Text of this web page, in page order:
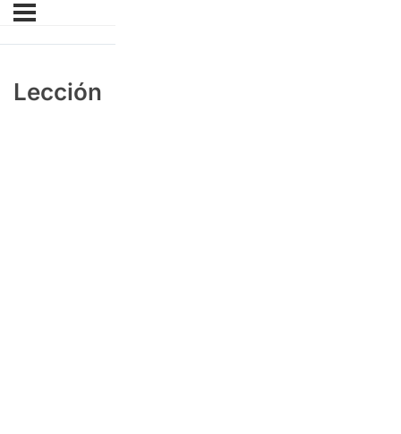
Lección